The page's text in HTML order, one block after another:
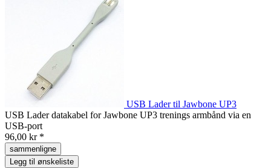
USB Lader til Jawbone UP3
USB Lader datakabel for Jawbone UP3 trenings armbånd via en
USB-port
96,00 kr *
sammenligne
Legg til ønskeliste